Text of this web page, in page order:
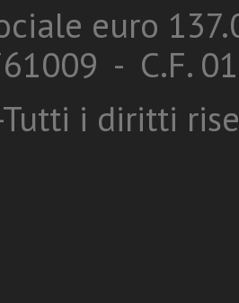
euro
- C.F.
Tutti i diritti